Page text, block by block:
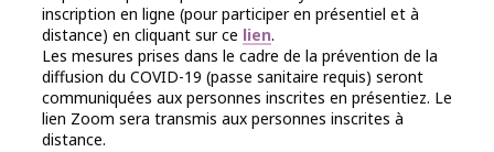
inscription en ligne (pour participer en présentiel et à
distance) en cliquant sur ce lien.
Les mesures prises dans le cadre de la prévention de la
diffusion du COVID-19 (passe sanitaire requis) seront
communiquées aux personnes inscrites en présentiez. Le
lien Zoom sera transmis aux personnes inscrites à
distance.